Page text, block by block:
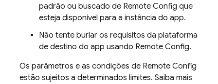
padrão ou buscado de Remote Config que
esteja disponível para a instância do app.
Não tente burlar os requisitos da plataforma
de destino do app usando Remote Config.
Os parâmetros e as condições de Remote Config
estão sujeitos a determinados limites. Saiba mais